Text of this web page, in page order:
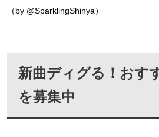
（by @SparklingShinya）
新曲ディグる！おす
を募集中